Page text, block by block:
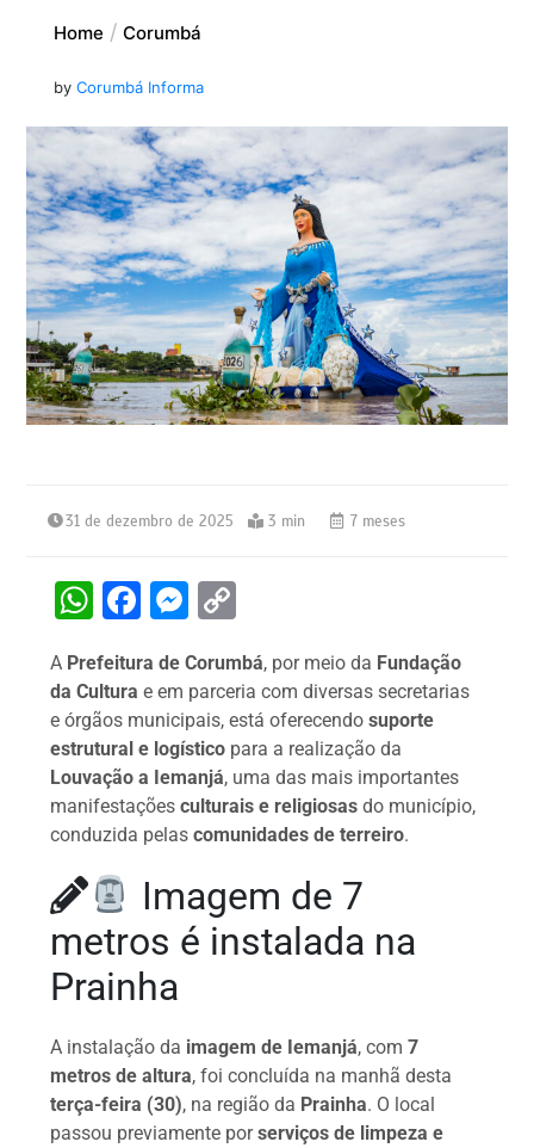
Home Corumbá
by Corumbá Informa
31 de dezembro de 2025 3 min 7 meses
W
at
s
A
p
p
F
c
e
b
o
o
M
s
s
e
n
g
p
y
Li
n
k
A Prefeitura de Corumbá, por meio da Fundação
da Cultura e em parceria com diversas secretarias
e órgãos municipais, está oferecendosuporte
estrutural e logístico para a realização da
Louvação a Iemanjá, uma das mais importantes
manifestaçõesculturais e religiosas do município,
conduzida pelascomunidades de terreiro.
Imagem de 7
metros é instalada na
Prainha
A instalação da imagem de Iemanjá, com7
metros de altura, foi concluída na manhã desta
terça-feira (30), na região da Prainha. O local
passou previamente porserviços de limpeza e